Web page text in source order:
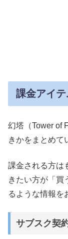
課金アイ
幻塔（Tower of
きかをまとめて
課金される方は
きたい方が「買
るような情報を
サブスク契